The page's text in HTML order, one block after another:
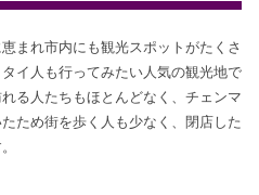
まれ市内にも観光スポットがたくさ
イ人も行ってみたい人気の観光地で
る人たちもほとんどなく、チェンマ
ため街を歩く人も少なく、閉店した